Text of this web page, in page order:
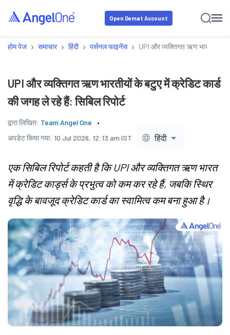
Open Demat Account
होम पेज › समाचार › हिंदी › पर्सनल फाइनेंस › UPI और व्यक्तिगत ऋण भारतीयों के
UPI और व्यक्तिगत ऋण भारतीयों के बटुए में क्रेडिट कार्ड
की जगह ले रहे हैं: सिबिल रिपोर्ट
द्वारा लिखित: Team Angel One
अपडेट किया गया: 10 Jul 2026, 12:13 am IST हिंदी
एक सिबिल रिपोर्ट कहती है कि UPI और व्यक्तिगत ऋण भारत
में क्रेडिट कार्ड्स के प्रभुत्व को कम कर रहे हैं, जबकि स्थिर
वृद्धि के बावजूद क्रेडिट कार्ड का स्वामित्व कम बना हुआ है।